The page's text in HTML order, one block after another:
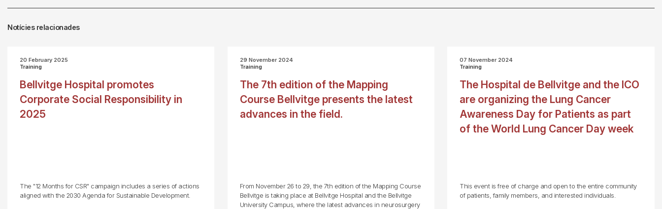
Notícies relacionades
20 February 2025
Training
Bellvitge Hospital promotes
Corporate Social Responsibility in
2025
The "12 Months for CSR" campaign includes a series of actions
aligned with the 2030 Agenda for Sustainable Development.
29 November 2024
Training
The 7th edition of the Mapping
Course Bellvitge presents the latest
advances in the field.
From November 26 to 29, the 7th edition of the Mapping Course
Bellvitge is taking place at Bellvitge Hospital and the Bellvitge
University Campus, where the latest advances in neurosurgery
07 November 2024
Training
The Hospital de Bellvitge and the ICO
are organizing the Lung Cancer
Awareness Day for Patients as part
of the World Lung Cancer Day week
This event is free of charge and open to the entire community
of patients, family members, and interested individuals.